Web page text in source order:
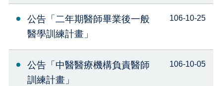
公告「二年期醫師畢業後一般
醫學訓練計畫」
106-10-25
公告「中醫醫療機構負責醫師
訓練計畫」
106-10-05